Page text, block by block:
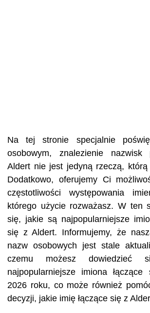
Na tej stronie specjalnie
osobowym, znalezienie nazwisk
Aldert nie jest jedyną rzeczą, którą
Dodatkowo, oferujemy Ci
częstotliwości występowania
którego użycie rozważasz. W ten
się, jakie są najpopularniejsze
się z Aldert. Informujemy, że
nazw osobowych jest stale
czemu możesz dowiedzieć
najpopularniejsze imiona
2026 roku, co może również
decyzji, jakie imię łączące się z